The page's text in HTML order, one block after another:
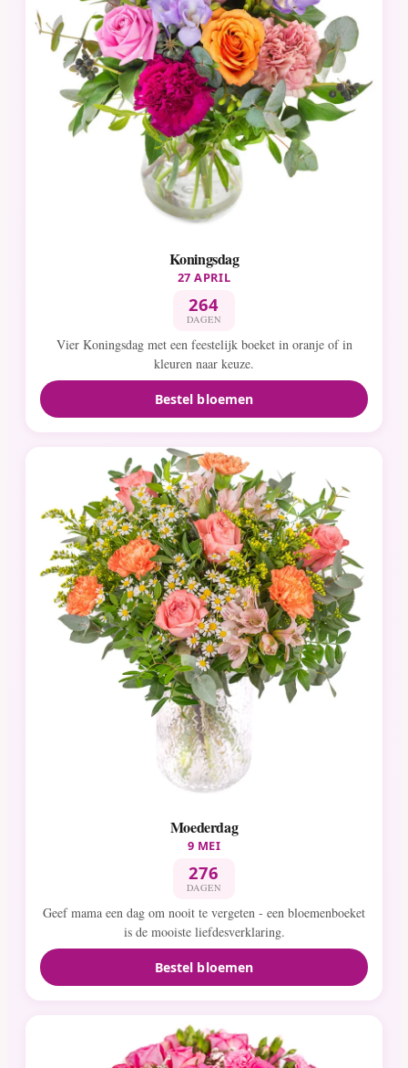
Koningsdag
27 APRIL
264
DAGEN
Vier Koningsdag met een feestelijk boeket in oranje of in
kleuren naar keuze.
Bestel bloemen
Moederdag
9 MEI
276
DAGEN
Geef mama een dag om nooit te vergeten - een bloemenboeket
is de mooiste liefdesverklaring.
Bestel bloemen